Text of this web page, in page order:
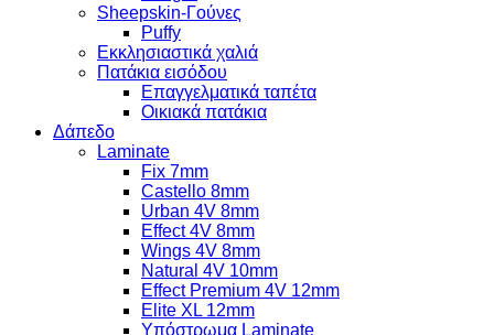
Sheepskin-Γούνες
Puffy
Εκκλησιαστικά χαλιά
Πατάκια εισόδου
Επαγγελματικά ταπέτα
Οικιακά πατάκια
Δάπεδο
Laminate
Fix 7mm
Castello 8mm
Urban 4V 8mm
Effect 4V 8mm
Wings 4V 8mm
Natural 4V 10mm
Effect Premium 4V 12mm
Elite XL 12mm
Υπόστρωμα Laminate